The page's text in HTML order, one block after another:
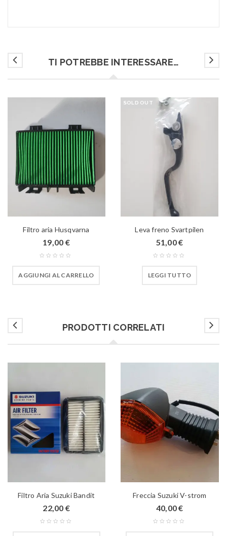
TI POTREBBE INTERESSARE…
Filtro aria Husqvarna
19,00 €
AGGIUNGI AL CARRELLO
SOLD OUT
Leva freno Svartpilen
51,00€
LEGGI TUTTO
PRODOTTI CORRELATI
Filtro Aria Suzuki Bandit
22,00 €
Freccia Suzuki V-strom
40,00€